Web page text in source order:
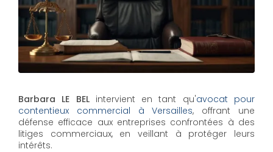
Barbara LE BELintervient en tant qu'avocat pour
contentieux commercial à Versailles, offrant une
défense efficace aux entreprises confrontées à des
litiges commerciaux, en veillant à protéger leurs
intérêts.